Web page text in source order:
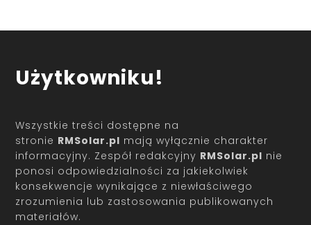
Użytkowniku!
Wszystkie treści dostępne na
stronie RMSolar.pl mają wyłącznie charakter
informacyjny. Zespół redakcyjny RMSolar.pl nie
ponosi odpowiedzialności za jakiekolwiek
konsekwencje wynikające z niewłaściwego
zrozumienia lub zastosowania publikowanych
materiałów.